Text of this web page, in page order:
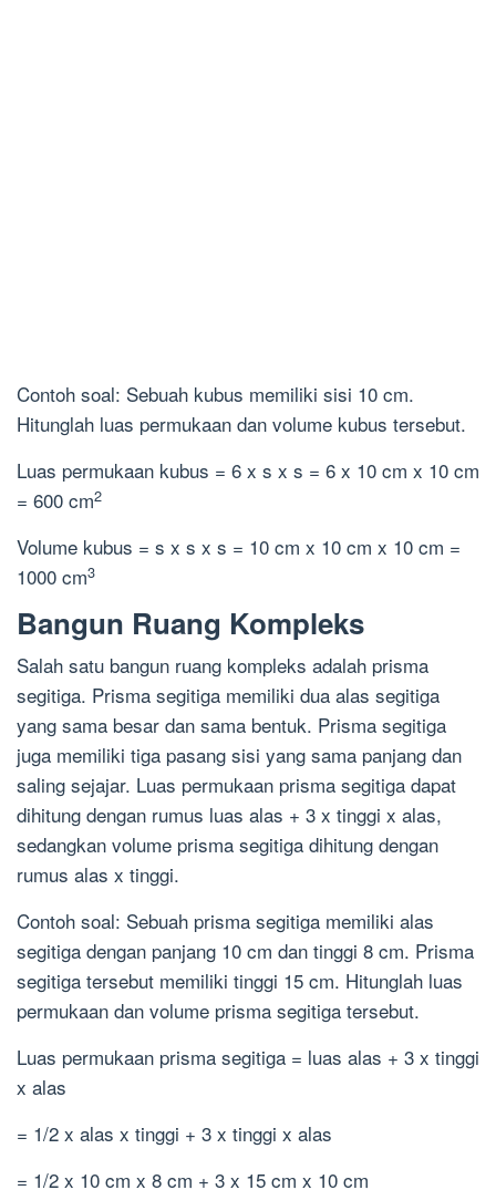
Contoh soal: Sebuah kubus memiliki sisi 10 cm.
Hitunglah luas permukaan dan volume kubus tersebut.
Luas permukaan kubus = 6 x s x s = 6 x 10 cm x 10 cm
= 600 cm2
Volume kubus = s x s x s = 10 cm x 10 cm x 10 cm =
1000 cm3
Bangun Ruang Kompleks
Salah satu bangun ruang kompleks adalah prisma
segitiga. Prisma segitiga memiliki dua alas segitiga
yang sama besar dan sama bentuk. Prisma segitiga
juga memiliki tiga pasang sisi yang sama panjang dan
saling sejajar. Luas permukaan prisma segitiga dapat
dihitung dengan rumus luas alas + 3 x tinggi x alas,
sedangkan volume prisma segitiga dihitung dengan
rumus alas x tinggi.
Contoh soal: Sebuah prisma segitiga memiliki alas
segitiga dengan panjang 10 cm dan tinggi 8 cm. Prisma
segitiga tersebut memiliki tinggi 15 cm. Hitunglah luas
permukaan dan volume prisma segitiga tersebut.
Luas permukaan prisma segitiga = luas alas + 3 x tinggi
x alas
= 1/2 x alas x tinggi + 3 x tinggi x alas
= 1/2 x 10 cm x 8 cm + 3 x 15 cm x 10 cm